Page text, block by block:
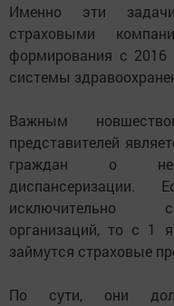
Именно эти
страховыми
формирования с 2016
системы
Важным
представителей
граждан о
исключительно
организаций, то с 1
займутся страховые
По сути, они